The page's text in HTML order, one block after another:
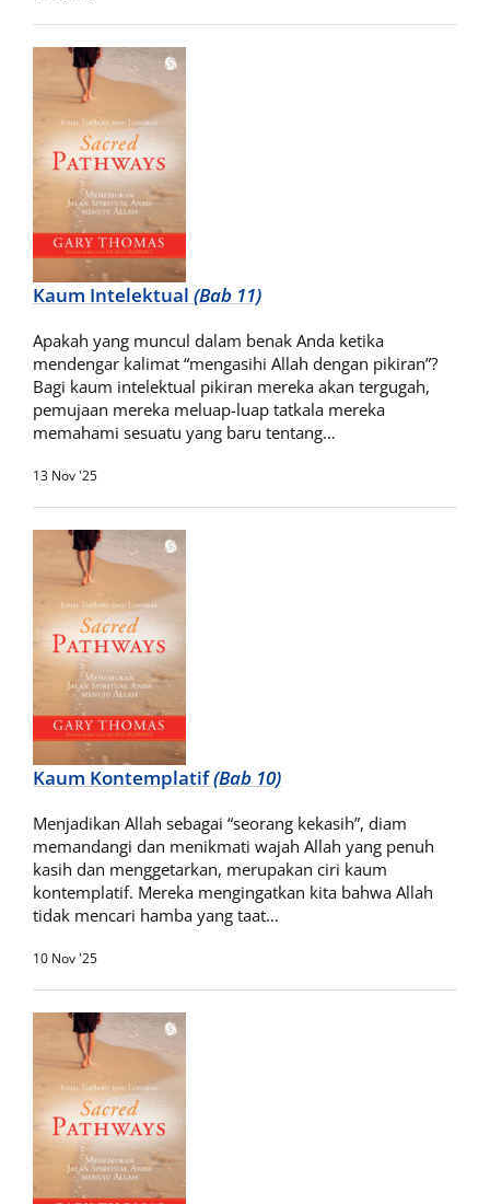
Kaum Intelektual (Bab 11)
Apakah yang muncul dalam benak Anda ketika
mendengar kalimat “mengasihi Allah dengan pikiran”?
Bagi kaum intelektual pikiran mereka akan tergugah,
pemujaan mereka meluap-luap tatkala mereka
memahami sesuatu yang baru tentang…
13 Nov '25
Kaum Kontemplatif(Bab 10)
Menjadikan Allah sebagai “seorang kekasih”, diam
memandangi dan menikmati wajah Allah yang penuh
kasih dan menggetarkan, merupakan ciri kaum
kontemplatif. Mereka mengingatkan kita bahwa Allah
tidak mencari hamba yang taat…
10 Nov '25